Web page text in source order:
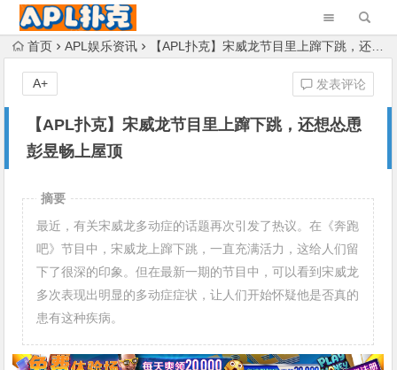
首页 APL娱乐资讯 【APL扑克】宋威龙节目里上蹿下跳，还想怂恿彭昱畅上屋顶
【APL扑克】宋威龙节目里上蹿下跳，还想怂恿
彭昱畅上屋顶
发表评论
A+
摘要
最近，有关宋威龙多动症的话题再次引发了热议。在《奔跑
吧》节目中，宋威龙上蹿下跳，一直充满活力，这给人们留
下了很深的印象。但在最新一期的节目中，可以看到宋威龙
多次表现出明显的多动症症状，让人们开始怀疑他是否真的
患有这种疾病。